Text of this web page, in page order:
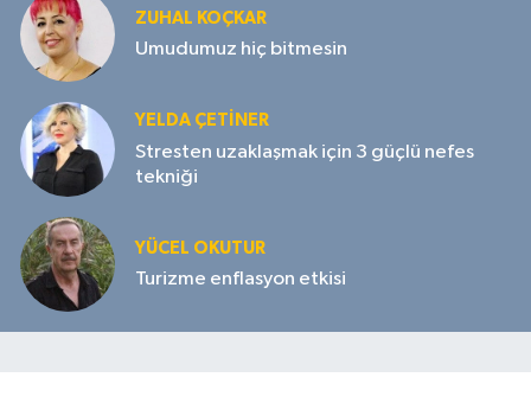
ZUHAL KOÇKAR
Umudumuz hiç bitmesin
YELDA ÇETİNER
Stresten uzaklaşmak için 3 güçlü nefes
tekniği
YÜCEL OKUTUR
Turizme enflasyon etkisi